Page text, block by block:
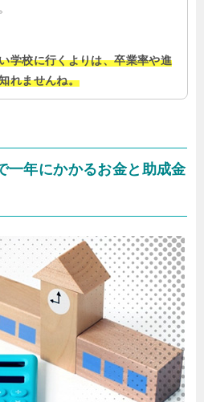
学校に行くよりは、卒業率や進
れませんね。
一年にかかるお金と助成金